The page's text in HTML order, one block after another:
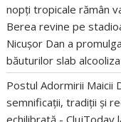
nopți tropicale rămân
Berea revine pe
Nicușor Dan a
băuturilor slab
Postul Adormirii Maicii
semnificații, tradiții și
echilibrată - ClujToday